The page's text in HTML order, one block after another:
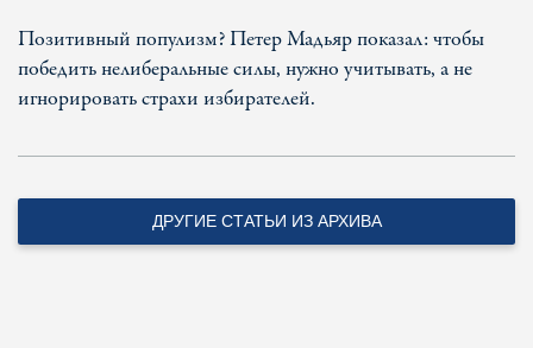
Позитивный популизм? Петер Мадьяр показал: чтобы
победить нелиберальные силы, нужно учитывать, а не
игнорировать страхи избирателей.
ДРУГИЕ СТАТЬИ ИЗ АРХИВА